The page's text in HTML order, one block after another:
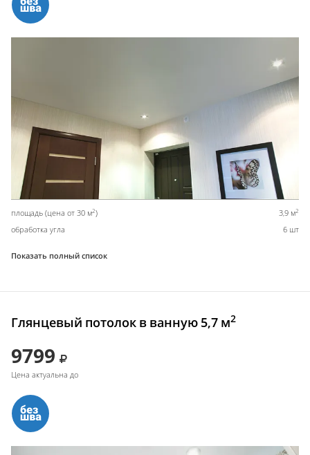
площадь (цена от 30 м2) 3,9 м2
обработка угла 6 шт
Показать полный список
Глянцевый потолок в ванную 5,7 м2
9799
Цена актуальна до